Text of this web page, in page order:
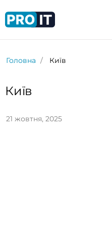
Головна Київ
Київ
21 жовтня, 2025